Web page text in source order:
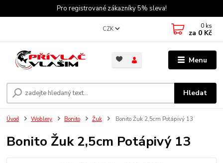
Pro registrované zákazníky 5% sleva!
Menu
CZK
Hledat
0 ks
za 0 Kč
Úvod Woblery Bonito Žuk Bonito Žuk 2,5cm Potápivý 13
Bonito Žuk 2,5cm Potápivý 13